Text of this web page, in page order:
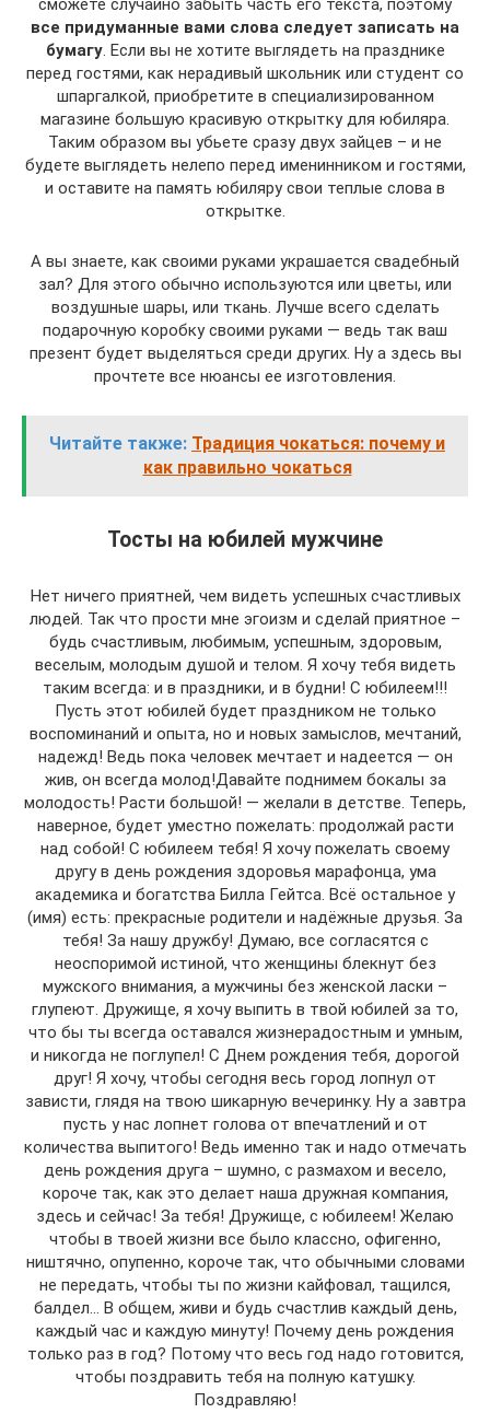
сможете случайно забыть часть его текста, поэтому
все придуманные вами слова следует записать на
бумагу. Если вы не хотите выглядеть на празднике
перед гостями, как нерадивый школьник или студент со
шпаргалкой, приобретите в специализированном
магазине большую красивую открытку для юбиляра.
Таким образом вы убьете сразу двух зайцев – и не
будете выглядеть нелепо перед именинником и гостями,
и оставите на память юбиляру свои теплые слова в
открытке.
А вы знаете, как своими руками украшается свадебный
зал? Для этого обычно используются или цветы, или
воздушные шары, или ткань. Лучше всего сделать
подарочную коробку своими руками — ведь так ваш
презент будет выделяться среди других. Ну а здесь вы
прочтете все нюансы ее изготовления.
Читайте также: Традиция чокаться: почему и
как правильно чокаться
Тосты на юбилей мужчине
Нет ничего приятней, чем видеть успешных счастливых
людей. Так что прости мне эгоизм и сделай приятное –
будь счастливым, любимым, успешным, здоровым,
веселым, молодым душой и телом. Я хочу тебя видеть
таким всегда: и в праздники, и в будни! С юбилеем!!!
Пусть этот юбилей будет праздником не только
воспоминаний и опыта, но и новых замыслов, мечтаний,
надежд! Ведь пока человек мечтает и надеется — он
жив, он всегда молод!Давайте поднимем бокалы за
молодость! Расти большой! — желали в детстве. Теперь,
наверное, будет уместно пожелать: продолжай расти
над собой! С юбилеем тебя! Я хочу пожелать своему
другу в день рождения здоровья марафонца, ума
академика и богатства Билла Гейтса. Всё остальное у
(имя) есть: прекрасные родители и надёжные друзья. За
тебя! За нашу дружбу! Думаю, все согласятся с
неоспоримой истиной, что женщины блекнут без
мужского внимания, а мужчины без женской ласки –
глупеют. Дружище, я хочу выпить в твой юбилей за то,
что бы ты всегда оставался жизнерадостным и умным,
и никогда не поглупел! С Днем рождения тебя, дорогой
друг! Я хочу, чтобы сегодня весь город лопнул от
зависти, глядя на твою шикарную вечеринку. Ну а завтра
пусть у нас лопнет голова от впечатлений и от
количества выпитого! Ведь именно так и надо отмечать
день рождения друга – шумно, с размахом и весело,
короче так, как это делает наша дружная компания,
здесь и сейчас! За тебя! Дружище, с юбилеем! Желаю
чтобы в твоей жизни все было классно, офигенно,
ништячно, опупенно, короче так, что обычными словами
не передать, чтобы ты по жизни кайфовал, тащился,
балдел… В общем, живи и будь счастлив каждый день,
каждый час и каждую минуту! Почему день рождения
только раз в год? Потому что весь год надо готовится,
чтобы поздравить тебя на полную катушку.
Поздравляю!